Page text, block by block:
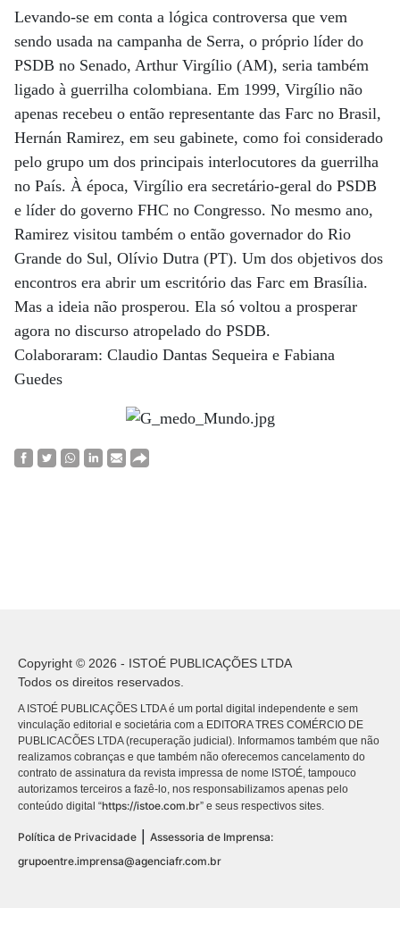
Levando-se em conta a lógica controversa que vem
sendo usada na campanha de Serra, o próprio líder do
PSDB no Senado, Arthur Virgílio (AM), seria também
ligado à guerrilha colombiana. Em 1999, Virgílio não
apenas recebeu o então representante das Farc no Brasil,
Hernán Ramirez, em seu gabinete, como foi considerado
pelo grupo um dos principais interlocutores da guerrilha
no País. À época, Virgílio era secretário-geral do PSDB
e líder do governo FHC no Congresso. No mesmo ano,
Ramirez visitou também o então governador do Rio
Grande do Sul, Olívio Dutra (PT). Um dos objetivos dos
encontros era abrir um escritório das Farc em Brasília.
Mas a ideia não prosperou. Ela só voltou a prosperar
agora no discurso atropelado do PSDB.
Colaboraram: Claudio Dantas Sequeira e Fabiana
Guedes
Copyright © 2026 - ISTOÉ PUBLICAÇÕES LTDA
Todos os direitos reservados.
A ISTOÉ PUBLICAÇÕES LTDA é um portal digital independente e sem
vinculação editorial e societária com a EDITORA TRES COMÉRCIO DE
PUBLICACÕES LTDA (recuperação judicial). Informamos também que não
realizamos cobranças e que também não oferecemos cancelamento do
contrato de assinatura da revista impressa de nome ISTOÉ, tampouco
autorizamos terceiros a fazê-lo, nos responsabilizamos apenas pelo
conteúdo digital “https://istoe.com.br” e seus respectivos sites.
Política de Privacidade
Assessoria de Imprensa:
grupoentre.imprensa@agenciafr.com.br